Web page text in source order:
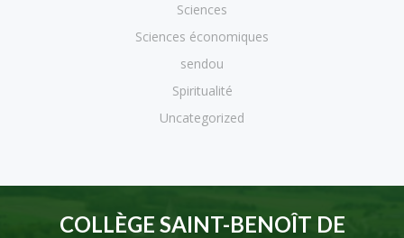
Sciences
Sciences économiques
sendou
Spiritualité
Uncategorized
COLLÈGE SAINT-BENOÎT DE